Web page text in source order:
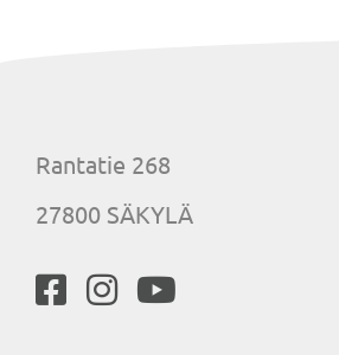
Rantatie 268
27800 SÄKYLÄ